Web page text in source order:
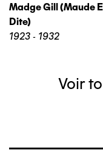
Madge Gill (maude
Dite)
1923 - 1932
Voir